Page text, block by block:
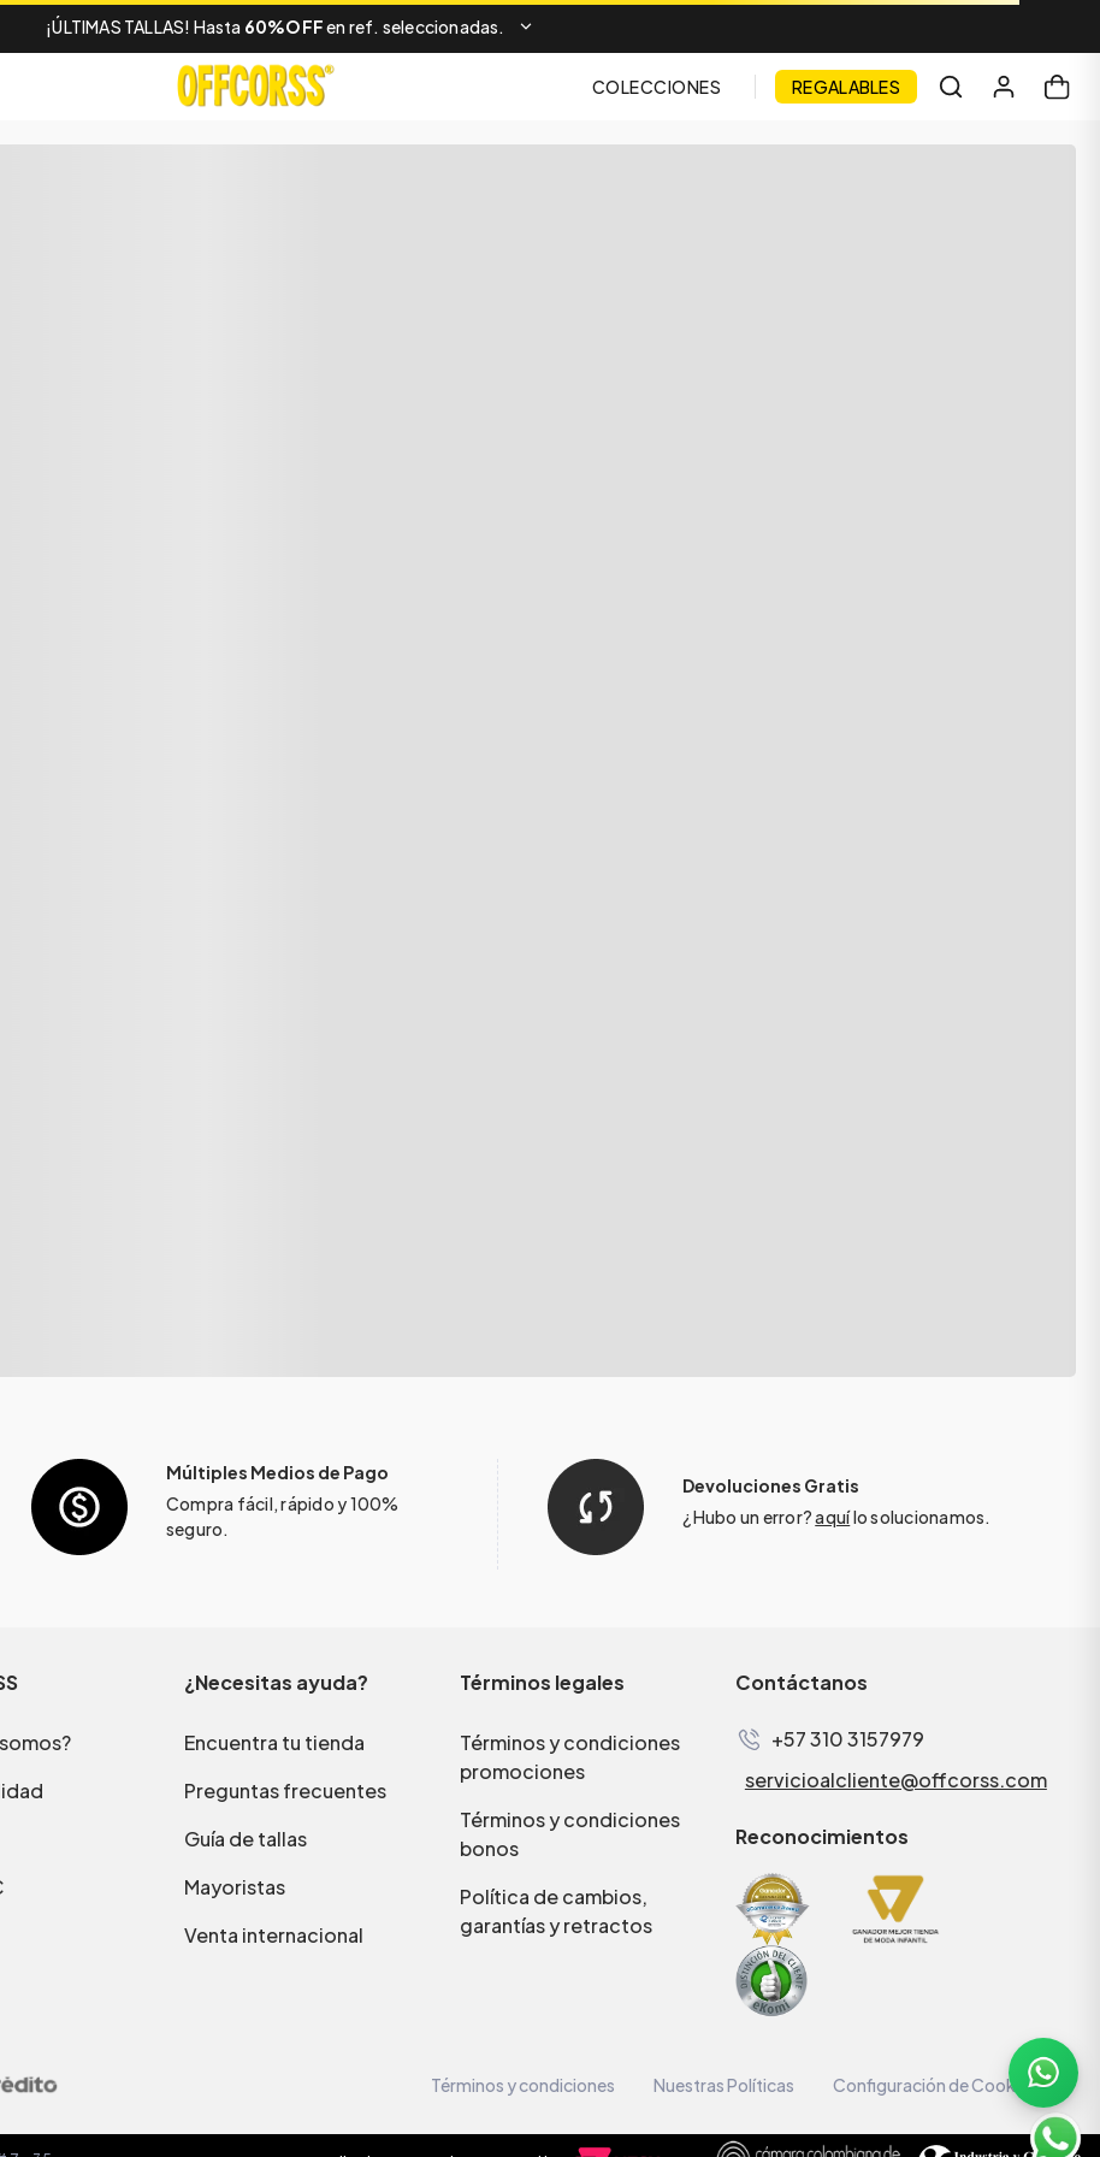
¡ÚLTIMAS TALLAS! Hasta 60%OFFen ref. seleccionadas.
COLECCIONES REGALABLES
Múltiples Medios de Pago
Compra fácil, rápido y 100%
seguro.
Devoluciones Gratis
¿Hubo un error?aquílo solucionamos.
¿Necesitas ayuda?
Encuentra tu tienda
Preguntas frecuentes
Guía de tallas
Mayoristas
Venta internacional
Términos legales
Términos y condiciones
promociones
Términos y condiciones
bonos
Política de cambios,
garantías y retractos
Contáctanos
+57 310 3157979
servicioalcliente@offcorss.com
Reconocimientos
Términos y condiciones Nuestras Políticas Configuración de Cookies